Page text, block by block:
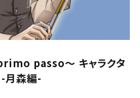
passo〜 キャラクタ
月森編-